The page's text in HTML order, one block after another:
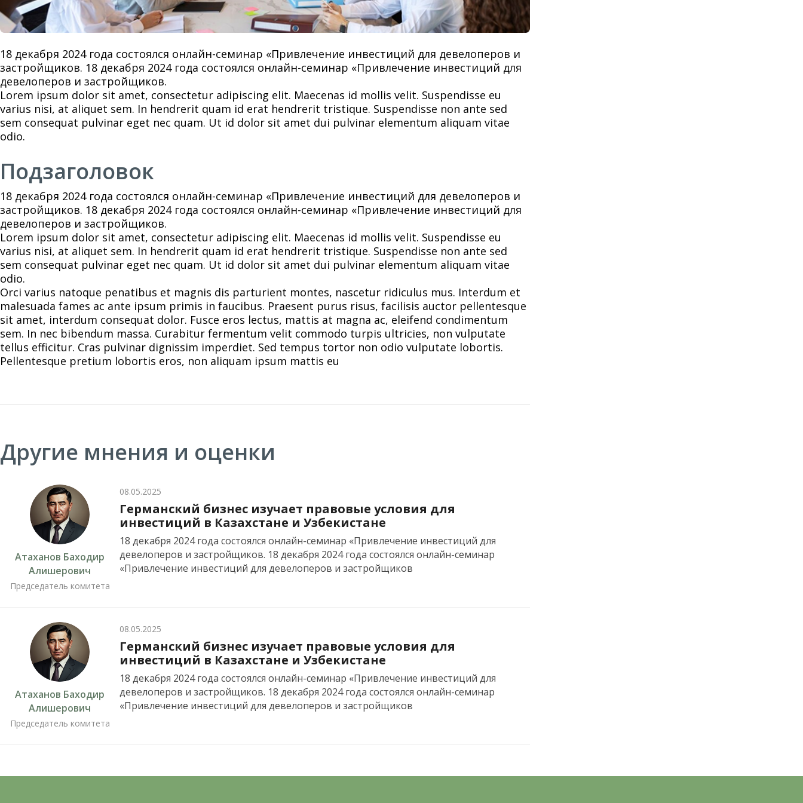
18 декабря 2024 года состоялся онлайн-семинар «Привлечение инвестиций для девелоперов и
застройщиков. 18 декабря 2024 года состоялся онлайн-семинар «Привлечение инвестиций для
девелоперов и застройщиков.
Lorem ipsum dolor sit amet, consectetur adipiscing elit. Maecenas id mollis velit. Suspendisse eu
varius nisi, at aliquet sem. In hendrerit quam id erat hendrerit tristique. Suspendisse non ante sed
sem consequat pulvinar eget nec quam. Ut id dolor sit amet dui pulvinar elementum aliquam vitae
odio.
Подзаголовок
18 декабря 2024 года состоялся онлайн-семинар «Привлечение инвестиций для девелоперов и
застройщиков. 18 декабря 2024 года состоялся онлайн-семинар «Привлечение инвестиций для
девелоперов и застройщиков.
Lorem ipsum dolor sit amet, consectetur adipiscing elit. Maecenas id mollis velit. Suspendisse eu
varius nisi, at aliquet sem. In hendrerit quam id erat hendrerit tristique. Suspendisse non ante sed
sem consequat pulvinar eget nec quam. Ut id dolor sit amet dui pulvinar elementum aliquam vitae
odio.
Orci varius natoque penatibus et magnis dis parturient montes, nascetur ridiculus mus. Interdum et
malesuada fames ac ante ipsum primis in faucibus. Praesent purus risus, facilisis auctor pellentesque
sit amet, interdum consequat dolor. Fusce eros lectus, mattis at magna ac, eleifend condimentum
sem. In nec bibendum massa. Curabitur fermentum velit commodo turpis ultricies, non vulputate
tellus efficitur. Cras pulvinar dignissim imperdiet. Sed tempus tortor non odio vulputate lobortis.
Pellentesque pretium lobortis eros, non aliquam ipsum mattis eu
Другие мнения и оценки
Атаханов Баходир
Алишерович
Председатель комитета
08.05.2025
Германский бизнес изучает правовые условия для
инвестиций в Казахстане и Узбекистане
18 декабря 2024 года состоялся онлайн-семинар «Привлечение инвестиций для
девелоперов и застройщиков. 18 декабря 2024 года состоялся онлайн-семинар
«Привлечение инвестиций для девелоперов и застройщиков
Атаханов Баходир
Алишерович
Председатель комитета
08.05.2025
Германский бизнес изучает правовые условия для
инвестиций в Казахстане и Узбекистане
18 декабря 2024 года состоялся онлайн-семинар «Привлечение инвестиций для
девелоперов и застройщиков. 18 декабря 2024 года состоялся онлайн-семинар
«Привлечение инвестиций для девелоперов и застройщиков